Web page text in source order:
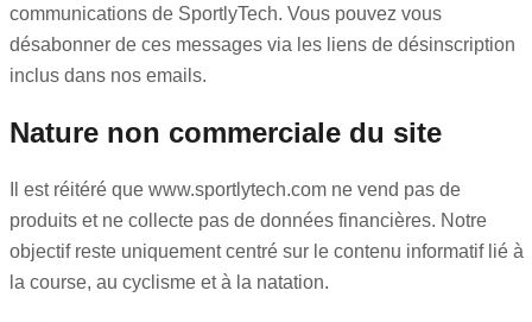
communications de SportlyTech. Vous pouvez vous
désabonner de ces messages via les liens de désinscription
inclus dans nos emails.
Nature non commerciale du site
Il est réitéré que www.sportlytech.com ne vend pas de
produits et ne collecte pas de données financières. Notre
objectif reste uniquement centré sur le contenu informatif lié à
la course, au cyclisme et à la natation.